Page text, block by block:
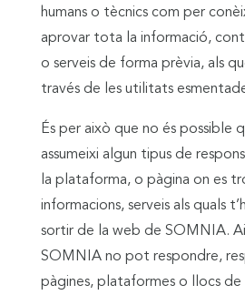
humans o tècnics com per
aprovar tota la informació,
o serveis de forma prèvia, als
través de les utilitats
És per això que no és possible
assumeixi algun tipus de
la plataforma, o pàgina on es
informacions, serveis als quals
sortir de la web de SOMNIA.
SOMNIA no pot respondre,
pàgines, plataformes o llocs